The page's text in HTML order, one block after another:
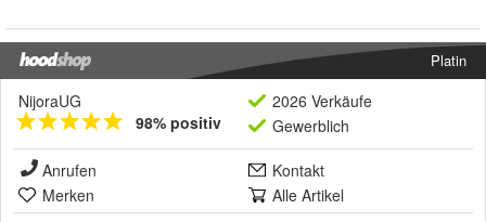
Platin
NijoraUG
98% positiv
2026 Verkäufe
Gewerblich
Anrufen
Kontakt
Merken
Alle Artikel